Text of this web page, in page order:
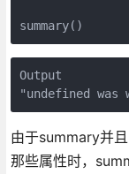
summary()
Output
"undefined
由于summary并
那些属性时，